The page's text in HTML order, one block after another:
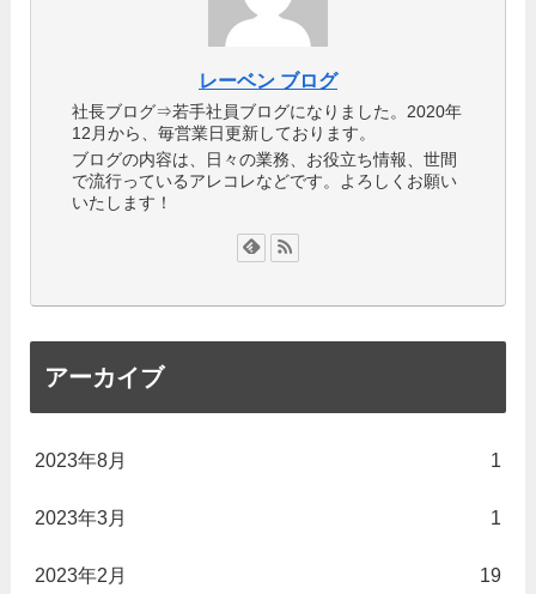
レーベン ブログ
社長ブログ⇒若手社員ブログになりました。2020年
12月から、毎営業日更新しております。
ブログの内容は、日々の業務、お役立ち情報、世間
で流行っているアレコレなどです。よろしくお願い
いたします！
アーカイブ
2023年8月 1
2023年3月 1
2023年2月 19